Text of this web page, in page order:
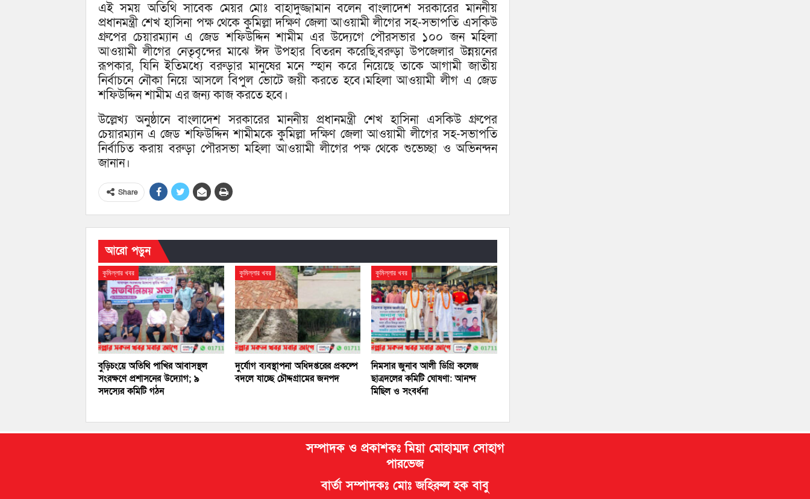
এই সময় অতিথি সাবেক মেয়র মোঃ বাহাদুজ্জামান বলেন বাংলাদেশ সরকারের মাননীয়
প্রধানমন্ত্রী শেখ হাসিনা পক্ষ থেকে কুমিল্লা দক্ষিণ জেলা আওয়ামী লীগের সহ-সভাপতি এসকিউ
গ্রুপের চেয়ারম্যান এ জেড শফিউদ্দিন শামীম এর উদ্যেগে পৌরসভার ১০০ জন মহিলা
আওয়ামী লীগের নেতৃবৃন্দের মাঝে ঈদ উপহার বিতরন করেছি,বরুড়া উপজেলার উন্নয়নের
রূপকার, যিনি ইতিমধ্যে বরুড়ার মানুষের মনে স্হান করে নিয়েছে তাকে আগামী জাতীয়
নির্বাচনে নৌকা নিয়ে আসলে বিপুল ভোটে জয়ী করতে হবে।মহিলা আওয়ামী লীগ এ জেড
শফিউদ্দিন শামীম এর জন্য কাজ করতে হবে।
উল্লেখ্য অনুষ্ঠানে বাংলাদেশ সরকারের মাননীয় প্রধানমন্ত্রী শেখ হাসিনা এসকিউ গ্রুপের
চেয়ারম্যান এ জেড শফিউদ্দিন শামীমকে কুমিল্লা দক্ষিণ জেলা আওয়ামী লীগের সহ-সভাপতি
নির্বাচিত করায় বরুড়া পৌরসভা মহিলা আওয়ামী লীগের পক্ষ থেকে শুভেচ্ছা ও অভিনন্দন
জানান।
Share
আরো পড়ুন
কুমিল্লার খবর
বুড়িচংয়ে অতিথি পাখির আবাসস্থল
সংরক্ষণে প্রশাসনের উদ্যোগ; ৯
সদস্যের কমিটি গঠন
কুমিল্লার খবর
দুর্যোগ ব্যবস্থাপনা অধিদপ্তরের প্রকল্পে
বদলে যাচ্ছে চৌদ্দগ্রামের জনপদ
কুমিল্লার খবর
নিমসার জুনাব আলী ডিগ্রি কলেজ
ছাত্রদলের কমিটি ঘোষণা: আনন্দ
মিছিল ও সংবর্ধনা
সম্পাদক ও প্রকাশকঃ মিয়া মোহাম্মদ সোহাগ
পারভেজ
বার্তা সম্পাদকঃ মোঃ জহিরুল হক বাবু